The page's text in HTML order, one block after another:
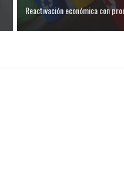
/ Altas temperaturas
/ REPORTE ALEXANDER
/ En solo dos años y siete
Reactivación económica con